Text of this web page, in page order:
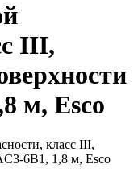
III,
м, Esco